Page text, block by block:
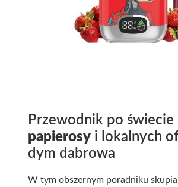
Przewodnik po świecie
papierosy i lokalnych
dym dabrowa
W tym obszernym poradniku